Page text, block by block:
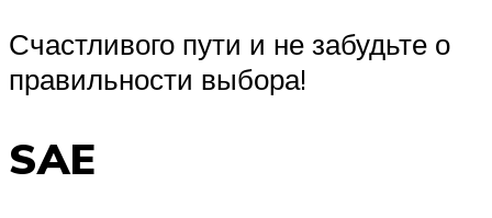
Счастливого пути и не забудьте о
правильности выбора!
SAE